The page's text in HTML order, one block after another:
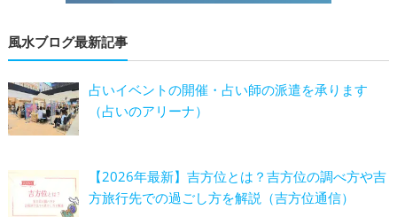
風水ブログ最新記事
占いイベントの開催・占い師の派遣を承ります
（占いのアリーナ）
【2026年最新】吉方位とは？吉方位の調べ方や吉
方旅行先での過ごし方を解説（吉方位通信）